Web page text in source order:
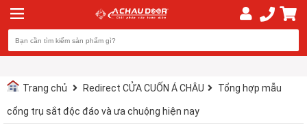
Trang chủ Redirect CỬA CUỐN Á CHÂU Tổng hợp mẫu
cổng trụ sắt độc đáo và ưa chuộng hiện nay